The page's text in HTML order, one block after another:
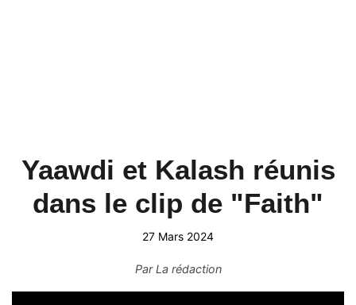
Yaawdi et Kalash réunis
dans le clip de "Faith"
27 Mars 2024
ParLa rédaction